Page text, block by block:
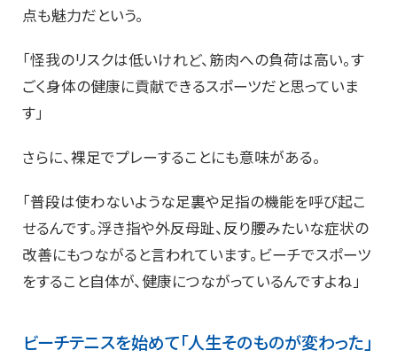
点も魅力だという。
「怪我のリスクは低いけれど、筋肉への負荷は高い。す
ごく身体の健康に貢献できるスポーツだと思っていま
す」
さらに、裸足でプレーすることにも意味がある。
「普段は使わないような足裏や足指の機能を呼び起こ
せるんです。浮き指や外反母趾、反り腰みたいな症状の
改善にもつながると言われています。ビーチでスポーツ
をすること自体が、健康につながっているんですよね」
ビーチテニスを始めて「人生そのものが変わった」